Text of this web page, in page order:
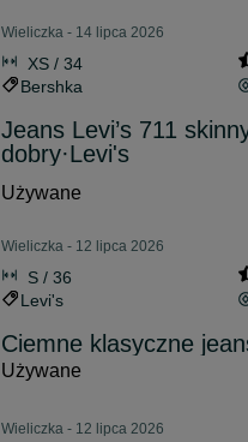
Wieliczka - 14 lipca 2026
XS / 34
Bershka
Jeans Levi’s 711
dobry·Levi's
Używane
Wieliczka - 12 lipca 2026
S / 36
Levi's
Ciemne klasyczne
Używane
Wieliczka - 12 lipca 2026